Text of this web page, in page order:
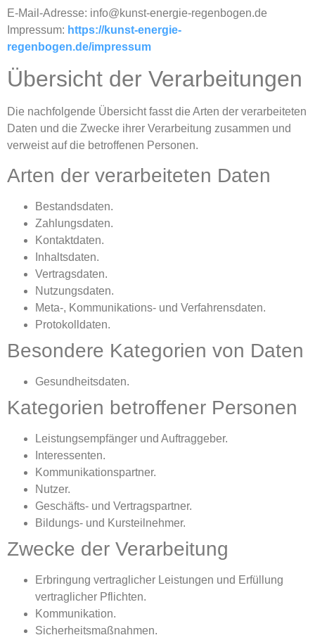
E-Mail-Adresse: info@kunst-energie-regenbogen.de
Impressum: https://kunst-energie-
regenbogen.de/impressum
Übersicht der Verarbeitungen
Die nachfolgende Übersicht fasst die Arten der verarbeiteten
Daten und die Zwecke ihrer Verarbeitung zusammen und
verweist auf die betroffenen Personen.
Arten der verarbeiteten Daten
Bestandsdaten.
Zahlungsdaten.
Kontaktdaten.
Inhaltsdaten.
Vertragsdaten.
Nutzungsdaten.
Meta-, Kommunikations- und Verfahrensdaten.
Protokolldaten.
Besondere Kategorien von Daten
Gesundheitsdaten.
Kategorien betroffener Personen
Leistungsempfänger und Auftraggeber.
Interessenten.
Kommunikationspartner.
Nutzer.
Geschäfts- und Vertragspartner.
Bildungs- und Kursteilnehmer.
Zwecke der Verarbeitung
Erbringung vertraglicher Leistungen und Erfüllung
vertraglicher Pflichten.
Kommunikation.
Sicherheitsmaßnahmen.